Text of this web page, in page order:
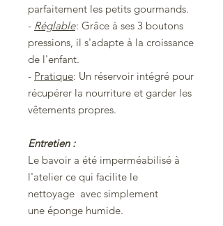
parfaitement les petits gourmands.
- Réglable: Grâce à ses 3 boutons
pressions, il s'adapte à la croissance
de l'enfant.
- Pratique: Un réservoir intégré pour
récupérer la nourriture et garder les
vêtements propres.
Entretien :
Le bavoir a été imperméabilisé à
l'atelier ce qui facilite le
nettoyage avec simplement
une éponge humide.